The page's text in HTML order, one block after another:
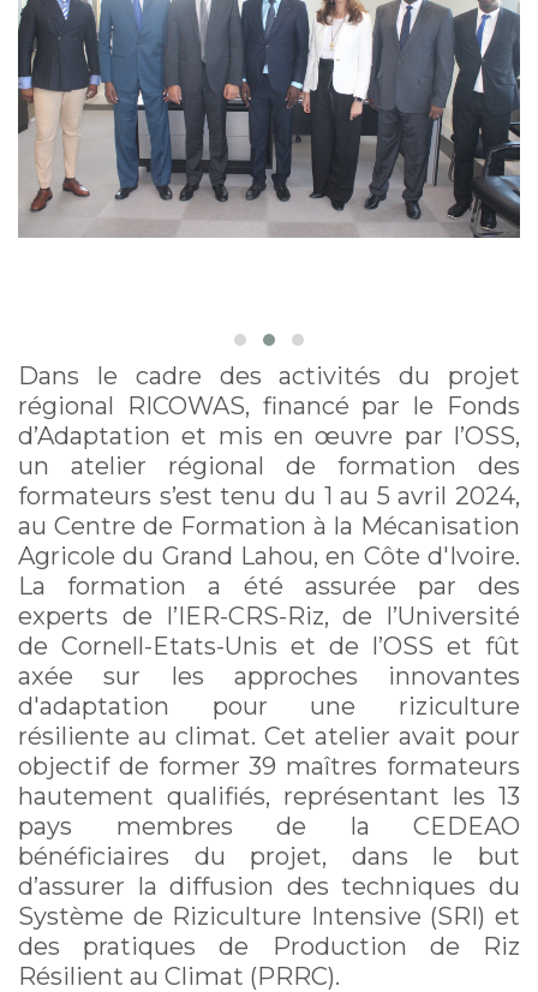
Dans le cadre des activités du projet
régional RICOWAS, financé par le Fonds
d’Adaptation et mis en œuvre par l’OSS,
un atelier régional de formation des
formateurs s’est tenu du 1 au 5 avril 2024,
au Centre de Formation à la Mécanisation
Agricole du Grand Lahou, en Côte d'Ivoire.
La formation a été assurée par des
experts de l’IER-CRS-Riz, de l’Université
de Cornell-Etats-Unis et de l’OSS et fût
axée sur les approches innovantes
d'adaptation pour une riziculture
résiliente au climat. Cet atelier avait pour
objectif de former 39 maîtres formateurs
hautement qualifiés, représentant les 13
pays membres de la CEDEAO
bénéficiaires du projet, dans le but
d’assurer la diffusion des techniques du
Système de Riziculture Intensive (SRI) et
des pratiques de Production de Riz
Résilient au Climat (PRRC).